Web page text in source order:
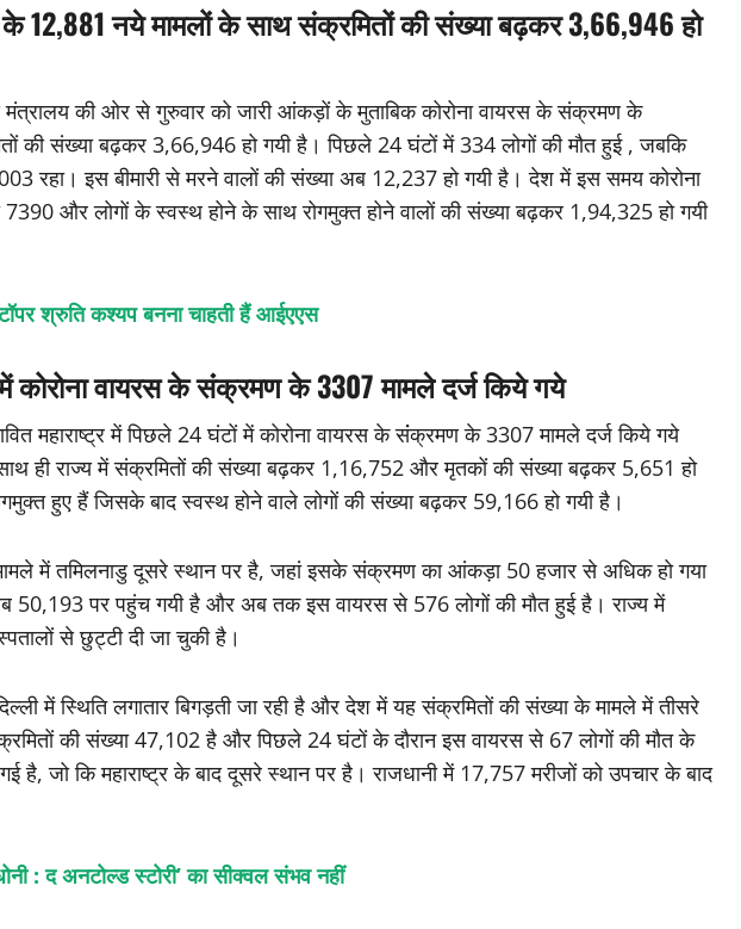
12,881 नये मामलों के साथ संक्रमितों की संख्या बढ़कर 3,66,946 हो
मंत्रालय की ओर से गुरुवार को जारी आंकड़ों के मुताबिक कोरोना वायरस के संक्रमण के
की संख्या बढ़कर 3,66,946 हो गयी है। पिछले 24 घंटों में 334 लोगों की मौत हुई , जबकि
रहा। इस बीमारी से मरने वालों की संख्या अब 12,237 हो गयी है। देश में इस समय कोरोना
और लोगों के स्वस्थ होने के साथ रोगमुक्त होने वालों की संख्या बढ़कर 1,94,325 हो गयी
टॉपर श्रुति कश्यप बनना चाहती हैं आईएएस
में कोरोना वायरस के संंक्रमण के 3307 मामले दर्ज किये गये
महाराष्ट्र में पिछले 24 घंटों में कोरोना वायरस के संंक्रमण के 3307 मामले दर्ज किये गये
ही राज्य में संक्रमितों की संख्या बढ़कर 1,16,752 और मृतकों की संख्या बढ़कर 5,651 हो
हुए हैं जिसके बाद स्वस्थ होने वाले लोगों की संख्या बढ़कर 59,166 हो गयी है।
मामले में तमिलनाडु दूसरे स्थान पर है, जहां इसके संक्रमण का आंकड़ा 50 हजार से अधिक हो गया
50,193 पर पहुंच गयी है और अब तक इस वायरस से 576 लोगों की मौत हुई है। राज्य में
से छुट्टी दी जा चुकी है।
में स्थिति लगातार बिगड़ती जा रही है और देश में यह संक्रमितों की संख्या के मामले में तीसरे
की संख्या 47,102 है और पिछले 24 घंटों के दौरान इस वायरस से 67 लोगों की मौत के
है, जो कि महाराष्ट्र के बाद दूसरे स्थान पर है। राजधानी में 17,757 मरीजों को उपचार के बाद
: द अनटोल्ड स्टोरी’ का सीक्वल संभव नहीं